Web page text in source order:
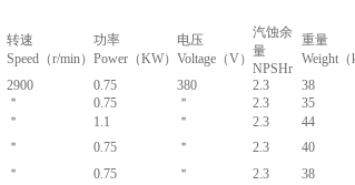
转速
Speed（r/min）
功率
Power（KW）
电压
Voltage（V）
汽蚀余
量
NPSHr
重量
Weight
2900 0.75 380 2.3
38
＂ 0.75 ＂ 2.3
35
＂ 1.1 ＂ 2.3
44
＂ 0.75 ＂ 2.3
40
＂ 0.75 ＂ 2.3
38